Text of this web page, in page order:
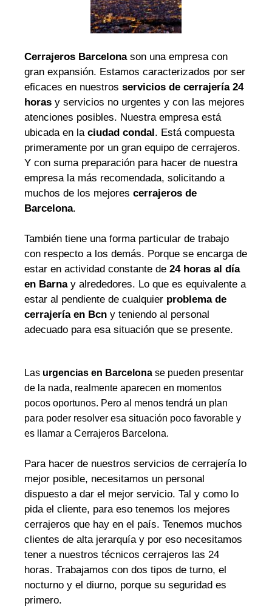
Cerrajeros Barcelonason una empresa con
gran expansión. Estamos caracterizados por ser
eficaces en nuestros servicios de cerrajería 24
horas y servicios no urgentes y con las mejores
atenciones posibles. Nuestra empresa está
ubicada en laciudad condal. Está compuesta
primeramente por un gran equipo de cerrajeros.
Y con suma preparación para hacer de nuestra
empresa la más recomendada, solicitando a
muchos de los mejores cerrajeros de
Barcelona.
También tiene una forma particular de trabajo
con respecto a los demás. Porque se encarga de
estar en actividad constante de 24 horas al día
en Barnay alrededores. Lo que es equivalente a
estar al pendiente de cualquier problema de
cerrajería en Bcn y teniendo al personal
adecuado para esa situación que se presente.
Las urgencias en Barcelona se pueden presentar
de la nada, realmente aparecen en momentos
pocos oportunos. Pero al menos tendrá un plan
para poder resolver esa situación poco favorable y
es llamar a Cerrajeros Barcelona.
Para hacer de nuestros servicios de cerrajería lo
mejor posible, necesitamos un personal
dispuesto a dar el mejor servicio. Tal y como lo
pida el cliente, para eso tenemos los mejores
cerrajeros que hay en el país. Tenemos muchos
clientes de alta jerarquía y por eso necesitamos
tener a nuestros técnicos cerrajeros las 24
horas. Trabajamos con dos tipos de turno, el
nocturno y el diurno, porque su seguridad es
primero.